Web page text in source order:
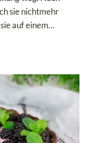
sie nichtmehr
auf einem…